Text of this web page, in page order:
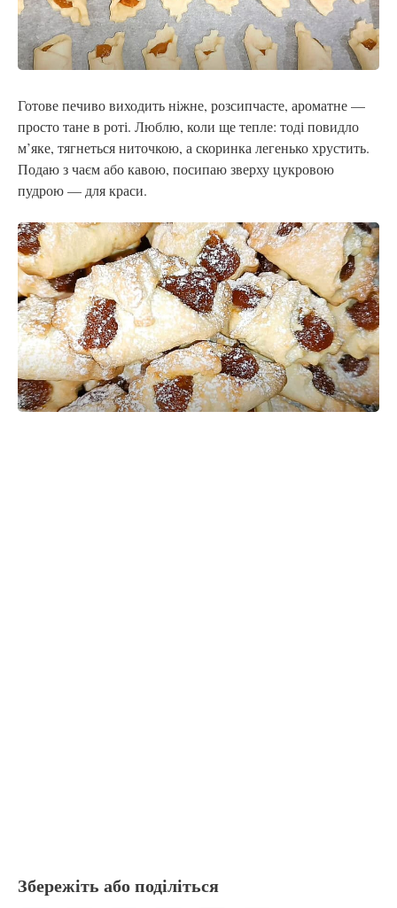
Готове печиво виходить ніжне, розсипчасте, ароматне —
просто тане в роті. Люблю, коли ще тепле: тоді повидло
м’яке, тягнеться ниточкою, а скоринка легенько хрустить.
Подаю з чаєм або кавою, посипаю зверху цукровою
пудрою — для краси.
Збережіть або поділіться